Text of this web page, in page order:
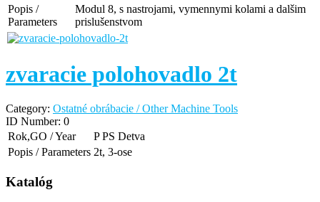
Popis /
Parameters
Modul 8, s nastrojami, vymennymi kolami a dalšim
prislušenstvom
zvaracie polohovadlo 2t
Category: Ostatné obrábacie / Other Machine Tools
ID Number: 0
Rok,GO / Year
P PS Detva
Popis / Parameters 2t, 3-ose
Katalóg